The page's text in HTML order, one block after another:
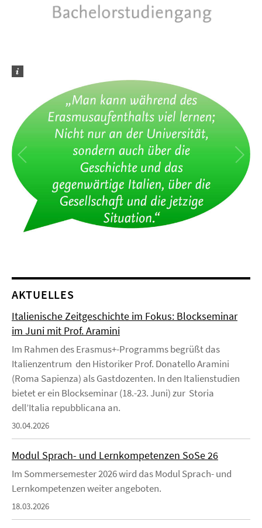
AKTUELLES
Italienische Zeitgeschichte im Fokus: Blockseminar
im Juni mit Prof. Aramini
Im Rahmen des Erasmus+-Programms begrüßt das
Italienzentrum den Historiker Prof. Donatello Aramini
(Roma Sapienza) als Gastdozenten. In den Italienstudien
bietet er ein Blockseminar (18.-23. Juni) zur Storia
dell’Italia repubblicana an.
30.04.2026
Modul Sprach- und Lernkompetenzen SoSe 26
Im Sommersemester 2026 wird das Modul Sprach- und
Lernkompetenzen weiter angeboten.
18.03.2026